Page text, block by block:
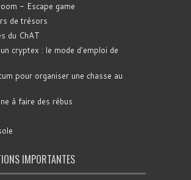
- Escape game
de trésors
du ChAT
cryptex : le mode d'emploi de
pour organiser une chasse au
à faire des rébus
IMPORTANTES